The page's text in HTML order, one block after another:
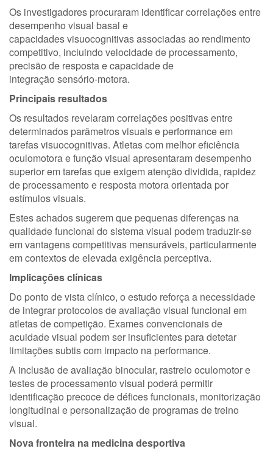
Os investigadores procuraram identificar correlações entre
desempenho visual basal e
capacidades visuocognitivas associadas ao rendimento
competitivo, incluindo velocidade de processamento,
precisão de resposta e capacidade de
integração sensório-motora.
Principais resultados
Os resultados revelaram correlações positivas entre
determinados parâmetros visuais e performance em
tarefas visuocognitivas. Atletas com melhor eficiência
oculomotora e função visual apresentaram desempenho
superior em tarefas que exigem atenção dividida, rapidez
de processamento e resposta motora orientada por
estímulos visuais.
Estes achados sugerem que pequenas diferenças na
qualidade funcional do sistema visual podem traduzir-se
em vantagens competitivas mensuráveis, particularmente
em contextos de elevada exigência perceptiva.
Implicações clínicas
Do ponto de vista clínico, o estudo reforça a necessidade
de integrar protocolos de avaliação visual funcional em
atletas de competição. Exames convencionais de
acuidade visual podem ser insuficientes para detetar
limitações subtis com impacto na performance.
A inclusão de avaliação binocular, rastreio oculomotor e
testes de processamento visual poderá permitir
identificação precoce de défices funcionais, monitorização
longitudinal e personalização de programas de treino
visual.
Nova fronteira na medicina desportiva